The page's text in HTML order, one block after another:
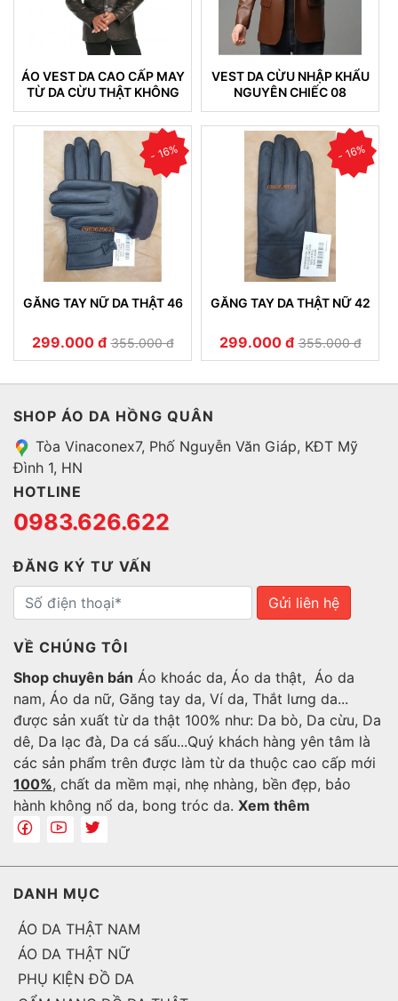
ÁO VEST DA CAO CẤP MAY
TỪ DA CỪU THẬT KHÔNG
NỔ DA (VEST 05)
VEST DA CỪU NHẬP KHẨU
NGUYÊN CHIẾC 08
- 16%
GĂNG TAY NỮ DA THẬT 46
299.000 đ 355.000 đ
- 16%
GĂNG TAY DA THẬT NỮ 42
299.000 đ 355.000 đ
SHOP ÁO DA HỒNG QUÂN
Tòa Vinaconex7, Phố Nguyễn Văn Giáp, KĐT Mỹ
Đình 1, HN
HOTLINE
0983.626.622
ĐĂNG KÝ TƯ VẤN
Gửi liên hệ
VỀ CHÚNG TÔI
Shop chuyên bán Áo khoác da, Áo da thật, Áo da
nam, Áo da nữ, Găng tay da, Ví da, Thắt lưng da...
được sản xuất từ da thật 100% như: Da bò, Da cừu, Da
dê, Da lạc đà, Da cá sấu...Quý khách hàng yên tâm là
các sản phẩm trên được làm từ da thuộc cao cấp mới
100%, chất da mềm mại, nhẹ nhàng, bền đẹp, bảo
hành không nổ da, bong tróc da. Xem thêm
DANH MỤC
ÁO DA THẬT NAM
ÁO DA THẬT NỮ
PHỤ KIỆN ĐỒ DA